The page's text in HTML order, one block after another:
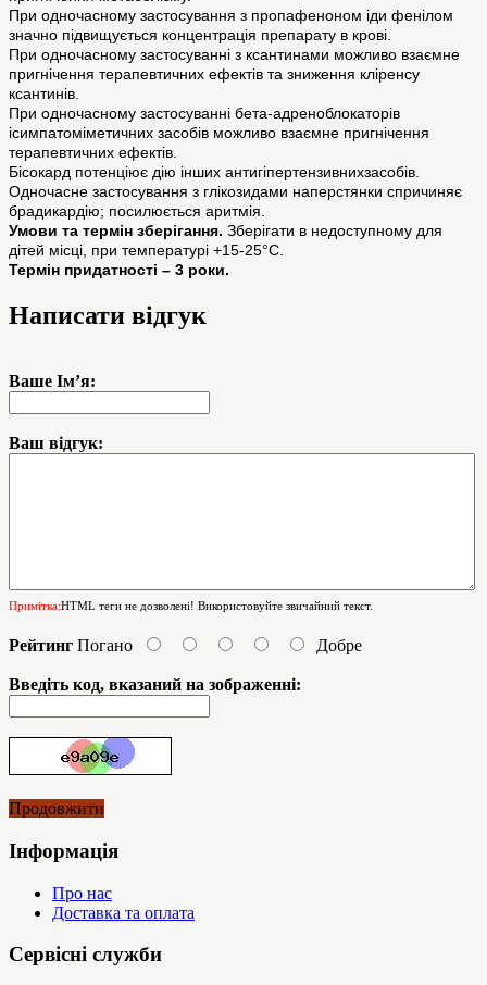
При одночасному застосування з пропафеноном іди фенілом
значно підвищується концентрація препарату в крові.
При одночасному застосуванні з ксантинами можливо взаємне
пригнічення терапевтичних ефектів та зниження кліренсу
ксантинів.
При одночасному застосуванні бета-адреноблокаторів
ісимпатоміметичних засобів можливо взаємне пригнічення
терапевтичних ефектів.
Бісокард потенціює дію інших антигіпертензивнихзасобів.
Одночасне застосування з глікозидами наперстянки спричиняє
брадикардію; посилюється аритмія.
Умови та термін зберігання. Зберігати в недоступному для
дітей місці, при температурі +15-25°С.
Термін придатності – 3 роки.
Написати відгук
Ваше Ім’я:
Ваш відгук:
Примітка:HTML теги не дозволені! Використовуйте звичайний текст.
Рейтинг Погано Добре
Введіть код, вказаний на зображенні:
Продовжити
Інформація
Про нас
Доставка та оплата
Сервісні служби